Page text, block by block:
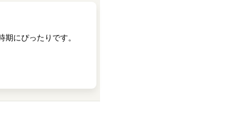
にぴったりです。